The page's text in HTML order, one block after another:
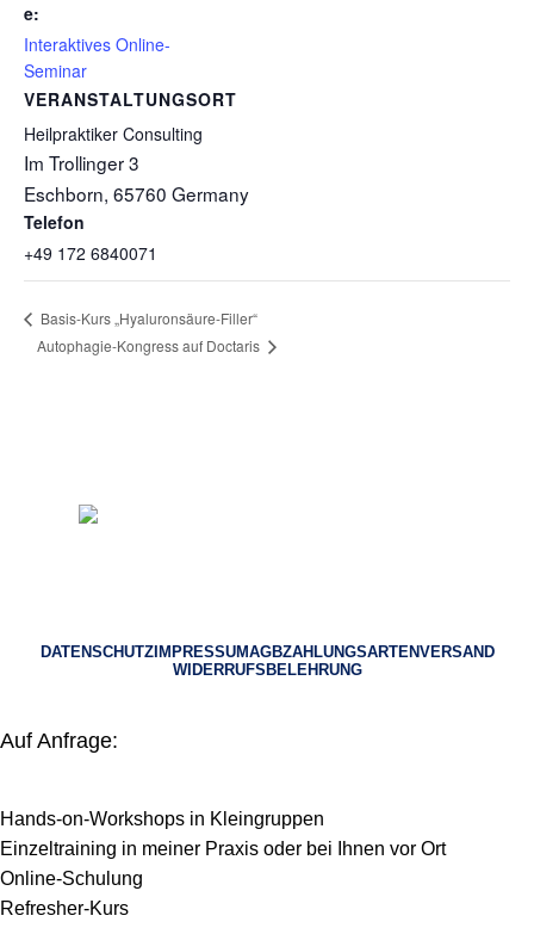
e:
Interaktives Online-
Seminar
VERANSTALTUNGSORT
Heilpraktiker Consulting
Im Trollinger 3
Eschborn, 65760 Germany
Telefon
+49 172 6840071
Basis-Kurs „Hyaluronsäure-Filler“
Autophagie-Kongress auf Doctaris
DATENSCHUTZIMPRESSUMAGBZAHLUNGSARTENVERSAND
WIDERRUFSBELEHRUNG
Auf Anfrage:
Hands-on-Workshops in Kleingruppen
Einzeltraining in meiner Praxis oder bei Ihnen vor Ort
Online-Schulung
Refresher-Kurs